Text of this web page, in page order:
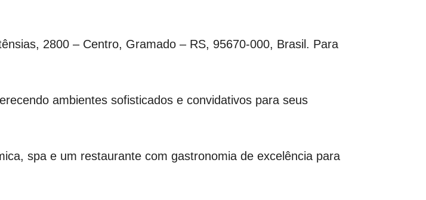
2800 – Centro, Gramado – RS, 95670-000, Brasil. Para
ambientes sofisticados e convidativos para seus
spa e um restaurante com gastronomia de excelência para